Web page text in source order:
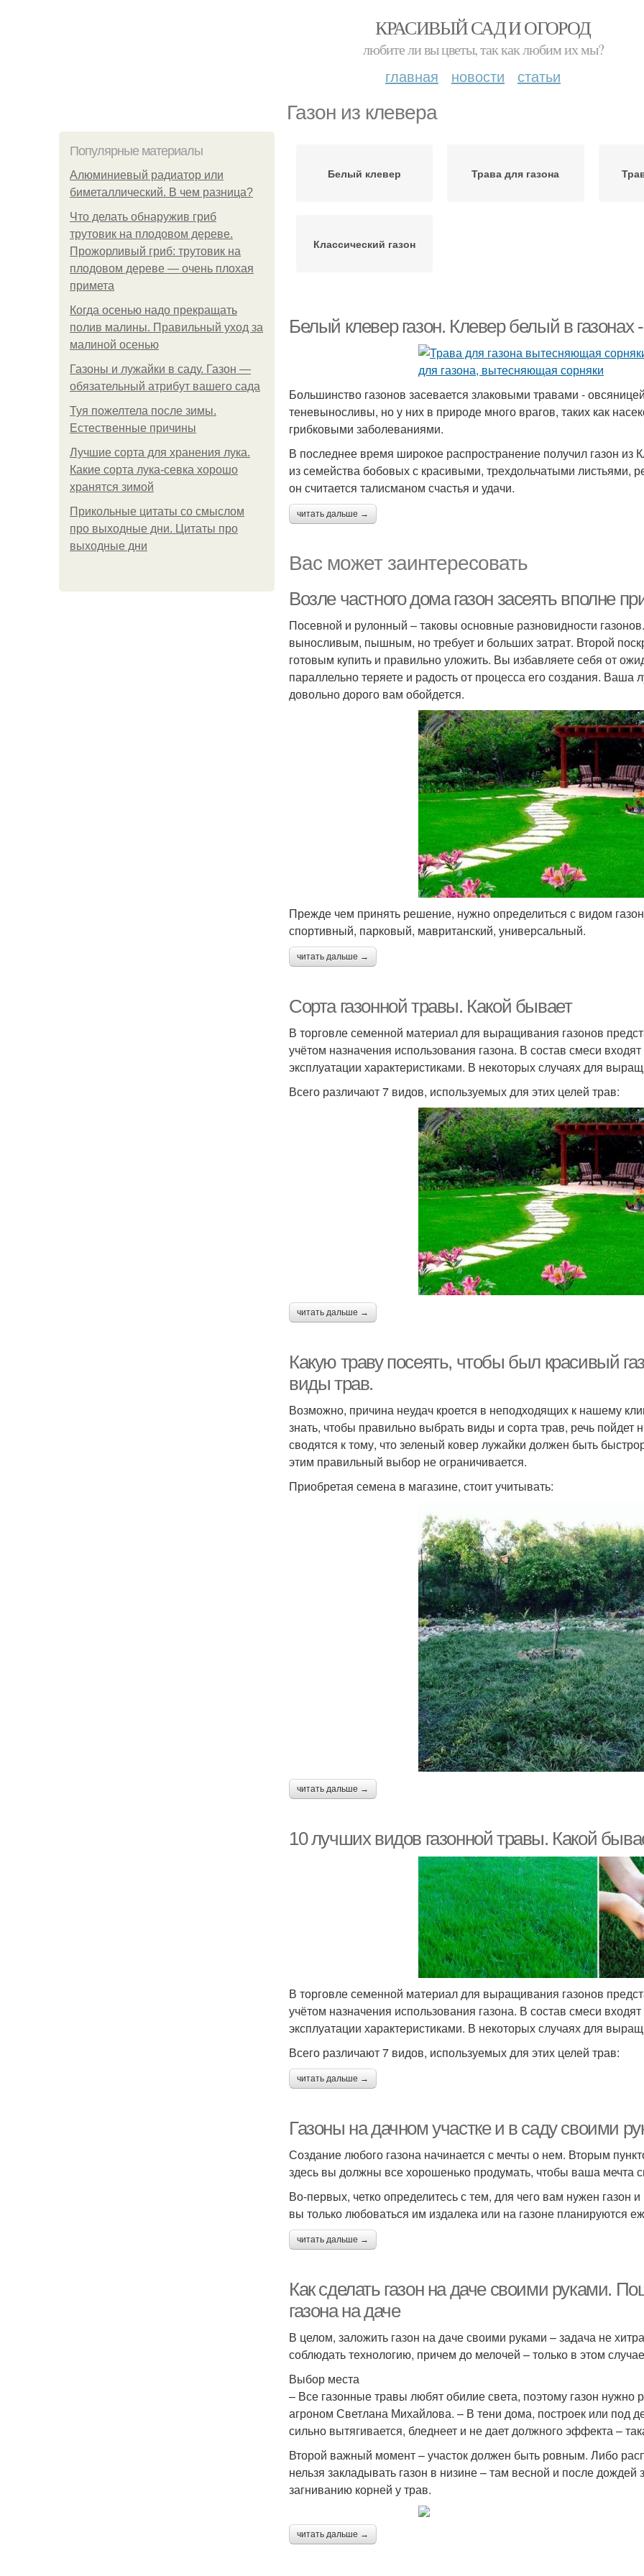
КРАСИВЫЙ САД И ОГОРОД
любите ли вы цветы, так как любим их мы?
главная новости статьи
Газон из клевера
Популярные материалы
Алюминиевый радиатор или
биметаллический. В чем разница?
Что делать обнаружив гриб
трутовик на плодовом дереве.
Прожорливый гриб: трутовик на
плодовом дереве — очень плохая
примета
Когда осенью надо прекращать
полив малины. Правильный уход за
малиной осенью
Газоны и лужайки в саду. Газон —
обязательный атрибут вашего сада
Туя пожелтела после зимы.
Естественные причины
Лучшие сорта для хранения лука.
Какие сорта лука-севка хорошо
хранятся зимой
Прикольные цитаты со смыслом
про выходные дни. Цитаты про
выходные дни
Белый клевер Трава для газона
Классический газон
Белый клевер газон. Клевер белый в
Большинство газонов засевается злаковыми травами -
теневыносливы, но у них в природе много врагов, таких как
грибковыми заболеваниями.
В последнее время широкое распространение получил газон из
из семейства бобовых с красивыми, трехдольчатыми листьями,
он считается талисманом счастья и удачи.
читать дальше →
Вас может заинтересовать
Возле частного дома газон засеять вполне
Посевной и рулонный – таковы основные разновидности
выносливым, пышным, но требует и больших затрат. Второй
готовым купить и правильно уложить. Вы избавляете себя от
параллельно теряете и радость от процесса его создания. Ваша
довольно дорого вам обойдется.
Прежде чем принять решение, нужно определиться с видом
спортивный, парковый, мавританский, универсальный.
читать дальше →
Сорта газонной травы. Какой бывает
В торговле семенной материал для выращивания газонов
учётом назначения использования газона. В состав смеси
эксплуатации характеристиками. В некоторых случаях для
Всего различают 7 видов, используемых для этих целей трав:
читать дальше →
Какую траву посеять, чтобы был красивый
виды трав.
Возможно, причина неудач кроется в неподходящих к нашему
знать, чтобы правильно выбрать виды и сорта трав, речь
сводятся к тому, что зеленый ковер лужайки должен быть
этим правильный выбор не ограничивается.
Приобретая семена в магазине, стоит учитывать:
читать дальше →
10 лучших видов газонной травы. Какой
В торговле семенной материал для выращивания газонов
учётом назначения использования газона. В состав смеси
эксплуатации характеристиками. В некоторых случаях для
Всего различают 7 видов, используемых для этих целей трав:
читать дальше →
Газоны на дачном участке и в саду своими
Создание любого газона начинается с мечты о нем. Вторым
здесь вы должны все хорошенько продумать, чтобы ваша мечта
Во-первых, четко определитесь с тем, для чего вам нужен газон и
вы только любоваться им издалека или на газоне планируются
читать дальше →
Как сделать газон на даче своими руками.
газона на даче
В целом, заложить газон на даче своими руками – задача не
соблюдать технологию, причем до мелочей – только в этом
Выбор места
– Все газонные травы любят обилие света, поэтому газон нужно
агроном Светлана Михайлова. – В тени дома, построек или под
сильно вытягивается, бледнеет и не дает должного эффекта –
Второй важный момент – участок должен быть ровным. Либо
нельзя закладывать газон в низине – там весной и после дождей
загниванию корней у трав.
читать дальше →